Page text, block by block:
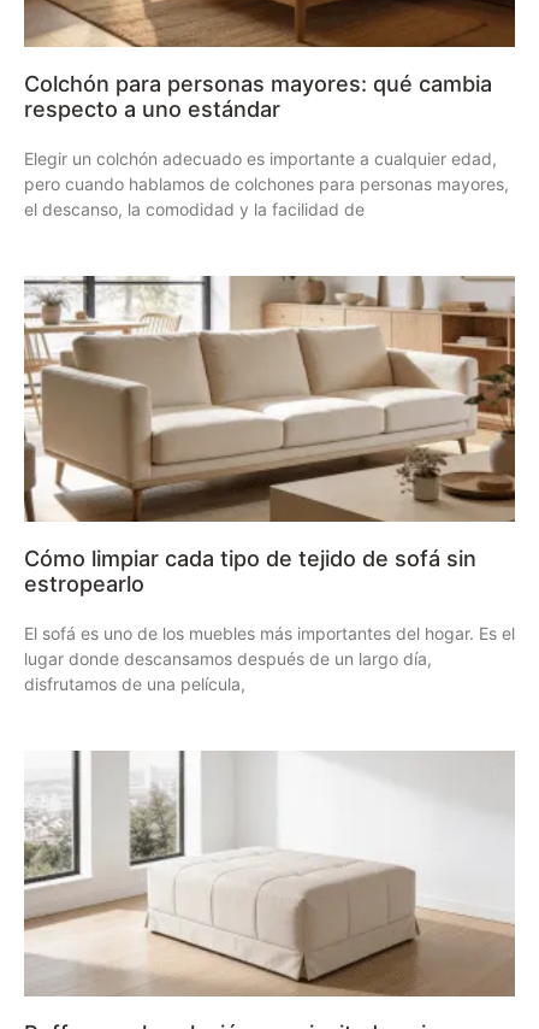
Colchón para personas mayores: qué cambia
respecto a uno estándar
Elegir un colchón adecuado es importante a cualquier edad,
pero cuando hablamos de colchones para personas mayores,
el descanso, la comodidad y la facilidad de
Cómo limpiar cada tipo de tejido de sofá sin
estropearlo
El sofá es uno de los muebles más importantes del hogar. Es el
lugar donde descansamos después de un largo día,
disfrutamos de una película,